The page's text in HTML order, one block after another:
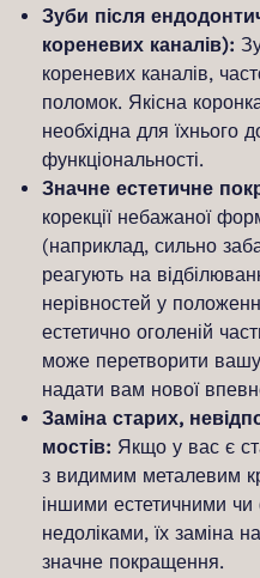
Зуби після
кореневих каналів):
кореневих каналів,
поломок. Якісна
необхідна для їхнього
функціональності.
Значне естетичне
корекції небажаної
(наприклад, сильно
реагують на
нерівностей у
естетично оголеній
може перетворити
надати вам нової
Заміна старих,
мостів: Якщо у вас є
з видимим металевим
іншими естетичними
недоліками, їх заміна
значне покращення.